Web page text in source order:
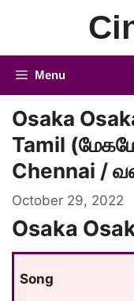
Menu
Osaka
Tamil
Chennai /
October 29, 2022
Osaka
Song